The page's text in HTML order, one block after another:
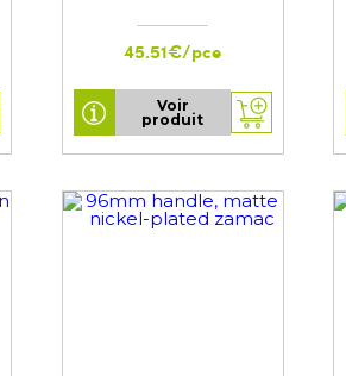
45.51€/pce
Voir
produit